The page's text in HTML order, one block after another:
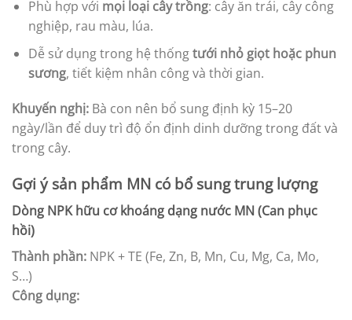
Phù hợp với mọi loại cây trồng: cây ăn trái, cây công
nghiệp, rau màu, lúa.
Dễ sử dụng trong hệ thốngtưới nhỏ giọt hoặc phun
sương, tiết kiệm nhân công và thời gian.
Khuyến nghị: Bà con nên bổ sung định kỳ 15–20
ngày/lần để duy trì độ ổn định dinh dưỡng trong đất và
trong cây.
Gợi ý sản phẩm MN có bổ sung trung lượng
Dòng NPK hữu cơ khoáng dạng nước MN (Can phục
hồi)
Thành phần: NPK + TE (Fe, Zn, B, Mn, Cu, Mg, Ca, Mo,
S…)
Công dụng: